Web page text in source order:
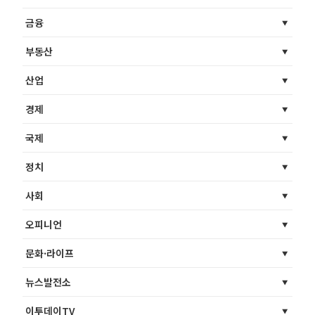
금융
부동산
산업
경제
국제
정치
사회
오피니언
문화·라이프
뉴스발전소
이투데이TV